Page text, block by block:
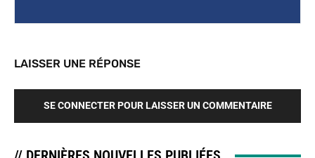
LAISSER UNE RÉPONSE
SE CONNECTER POUR LAISSER UN COMMENTAIRE